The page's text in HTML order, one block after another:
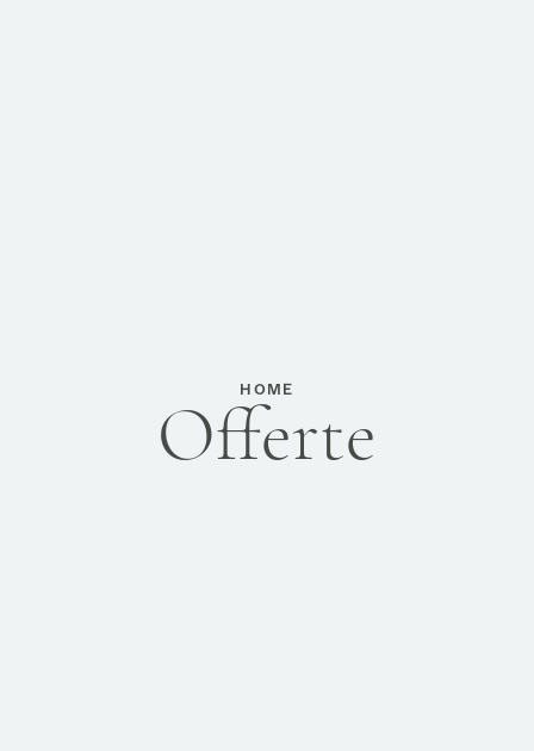
HOME
Offerte